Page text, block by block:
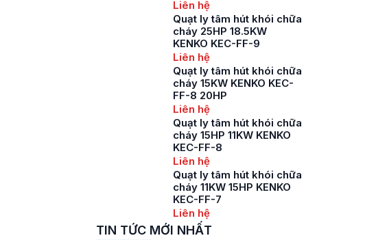
Liên hệ
Quạt ly tâm hút khói chữa
cháy 25HP 18.5KW
KENKO KEC-FF-9
Liên hệ
Quạt ly tâm hút khói chữa
cháy 15KW KENKO KEC-
FF-8 20HP
Liên hệ
Quạt ly tâm hút khói chữa
cháy 15HP 11KW KENKO
KEC-FF-8
Liên hệ
Quạt ly tâm hút khói chữa
cháy 11KW 15HP KENKO
KEC-FF-7
Liên hệ
TIN TỨC MỚI NHẤT